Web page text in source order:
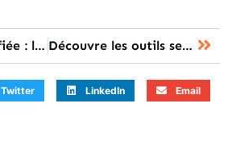
Formation certifiée : les secrets pour booster votre carrière dévoilés ! Découvre les outils secrets qui révolutionnent la formation par l’innovation
Twitter LinkedIn Email